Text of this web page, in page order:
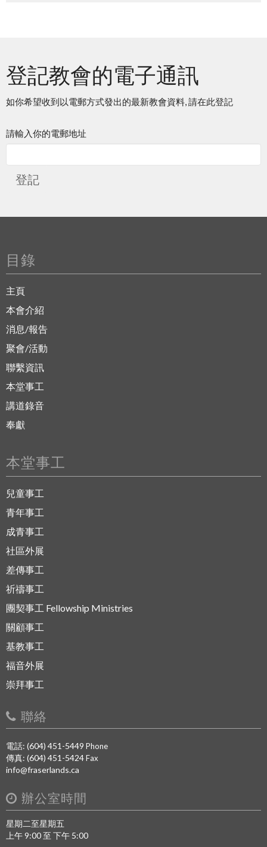
登記教會的電子通訊
如你希望收到以電郵方式發出的最新教會資料, 請在此登記
請輸入你的電郵地址
登記
目錄
主頁
本會介紹
消息/報告
聚會/活動
聯繫資訊
本堂事工
講道錄音
奉獻
本堂事工
兒童事工
青年事工
成青事工
社區外展
差傳事工
祈禱事工
團契事工 Fellowship Ministries
關顧事工
基教事工
福音外展
崇拜事工
聯絡
電話: (604) 451-5449 Phone
傳真: (604) 451-5424Fax
info@fraserlands.ca
辦公室時間
星期二至星期五
上午 9:00 至 下午 5:00